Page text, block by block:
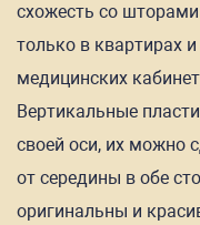
схожесть со
только в квартирах
медицинских
Вертикальные
своей оси, их можно
от середины в обе
оригинальны и